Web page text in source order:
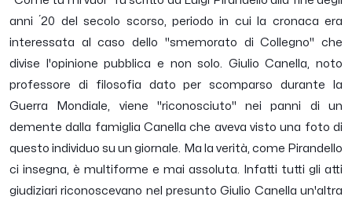
anni ´20 del secolo scorso, periodo in cui la cronaca era
interessata al caso dello "smemorato di Collegno" che
divise l'opinione pubblica e non solo. Giulio Canella, noto
professore di filosofia dato per scomparso durante la
Guerra Mondiale, viene "riconosciuto" nei panni di un
demente dalla famiglia Canella che aveva visto una foto di
questo individuo su un giornale. Ma la verità, come Pirandello
ci insegna, è multiforme e mai assoluta. Infatti tutti gli atti
giudiziari riconoscevano nel presunto Giulio Canella un'altra